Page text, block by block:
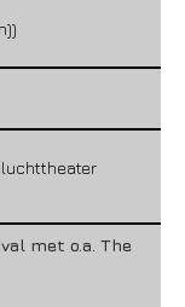
met o.a. The